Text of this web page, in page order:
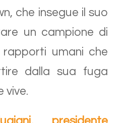
che insegue il suo
un campione di
umani che
dalla sua fuga
vive.